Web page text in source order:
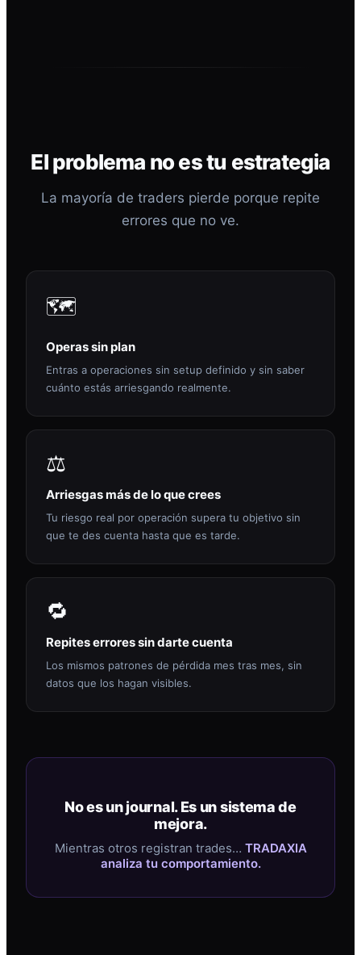
El problema no es tu estrategia
La mayoría de traders pierde porque repite
errores que no ve.
🗺️
Operas sin plan
Entras a operaciones sin setup definido y sin saber
cuánto estás arriesgando realmente.
⚖️
Arriesgas más de lo que crees
Tu riesgo real por operación supera tu objetivo sin
que te des cuenta hasta que es tarde.
🔁
Repites errores sin darte cuenta
Los mismos patrones de pérdida mes tras mes, sin
datos que los hagan visibles.
No es un journal. Es un sistema de
mejora.
Mientras otros registran trades… TRADAXIA
analiza tu comportamiento.